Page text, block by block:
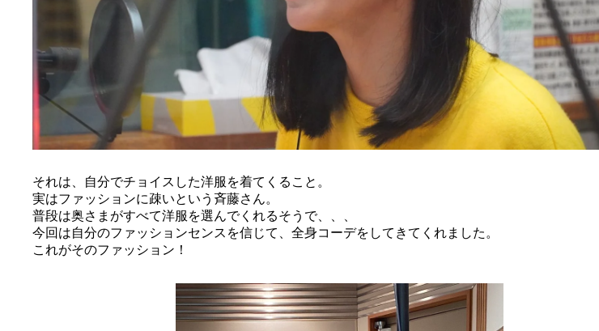
それは、自分でチョイスした洋服を着てくること。
実はファッションに疎いという斉藤さん。
普段は奥さまがすべて洋服を選んでくれるそうで、、、
今回は自分のファッションセンスを信じて、全身コーデをしてきてくれました。
これがそのファッション！